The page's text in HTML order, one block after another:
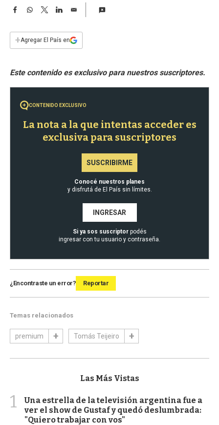
F
e
b
k
W
s
p
T
w
t
L
n
E
i
l
+Agregar El País en
CONTENIDO EXCLUSIVO
La nota a la que intentas acceder es
exclusiva para suscriptores
SUSCRIBIRME
Conocé nuestros planes
y disfrutá de El País sin límites.
INGRESAR
Si ya sos suscriptorpodés
ingresar con tu usuario y contraseña.
¿Encontraste un error? Reportar
Temas relacionados
premium Tomás Teijeiro
Las Más Vistas
1
Una estrella de la televisión argentina fue a
ver el show de Gustaf y quedó deslumbrada:
"Quiero trabajar con vos"